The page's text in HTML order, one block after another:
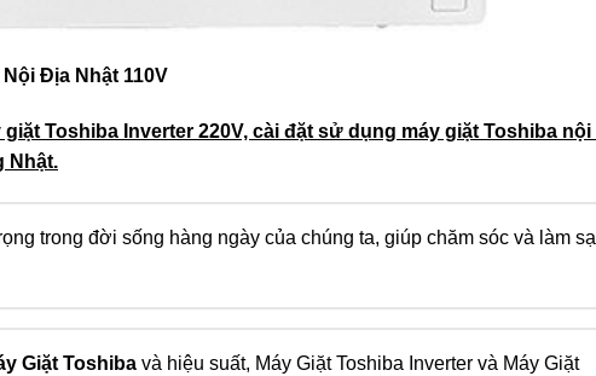
Địa Nhật 110V
Toshiba Inverter 220V, cài đặt sử dụng máy giặt Toshiba nội
Nhật.
trong đời sống hàng ngày của chúng ta, giúp chăm sóc và làm
Giặt Toshiba và hiệu suất, Máy Giặt Toshiba Inverter và Máy Giặt